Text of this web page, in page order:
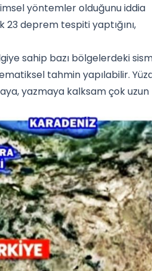
yöntemler olduğunu iddia
deprem tespiti yaptığını,
sahip bazı bölgelerdeki
tahmin yapılabilir.
yazmaya kalksam çok uzun